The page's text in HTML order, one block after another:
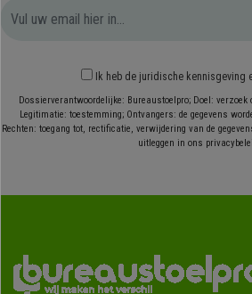
Ik heb de juridische kennisgeving
Dossierverantwoordelijke: Bureaustoelpro; Doel:
Legitimatie: toestemming; Ontvangers: de gegevens
Rechten: toegang tot, rectificatie, verwijdering van de
uitleggen in ons